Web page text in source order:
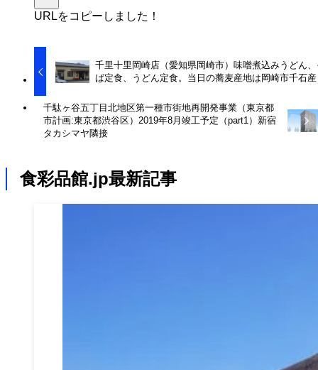
URLをコピーしました！
千里十里岡崎店（愛知県岡崎市）味噌煮込みうどん
ば定食、うどん定食。当日の蕎麦産地は岡崎市千石産
千駄ヶ谷五丁目北地区第一種市街地再開発事業（東京都
市計画:東京都渋谷区）2019年8月竣工予定（part1）新宿
タカシマヤ隣接
食彩品館.jp最新記事